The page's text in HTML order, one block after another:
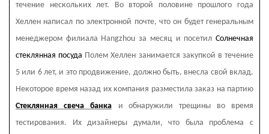
течение нескольких лет. Во второй половине прошлого года
Хеллен написал по электронной почте, что он будет генеральным
менеджером филиала Hangzhou за месяц и посетил Солнечная
стеклянная посуда Полем Хеллен занимается закупкой в ​​течение
5 или 6 лет, и это продвижение, должно быть, внесла свой вклад.
Некоторое время назад их компания разместила заказ на партию
Стеклянная свеча банка
и обнаружили трещины во время
тестирования. Их дизайнеры думали, что была проблема с